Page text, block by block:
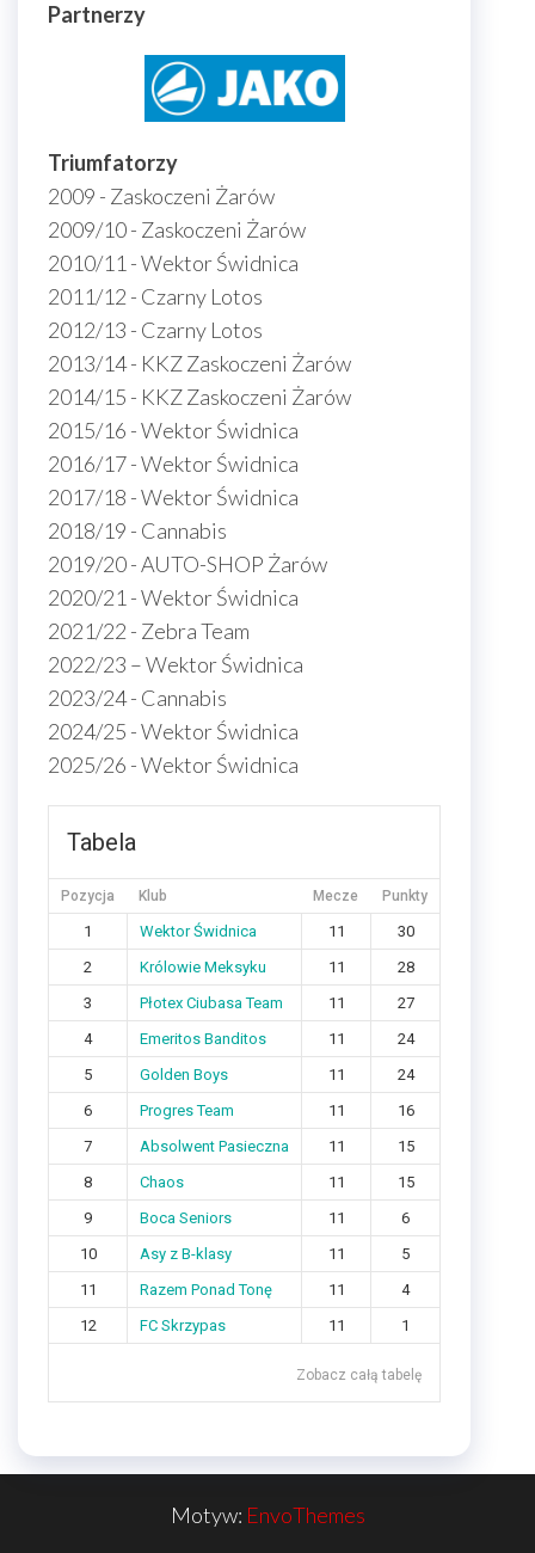
Partnerzy
Triumfatorzy
2009 - Zaskoczeni Żarów
2009/10 - Zaskoczeni Żarów
2010/11 - Wektor Świdnica
2011/12 - Czarny Lotos
2012/13 - Czarny Lotos
2013/14 - KKZ Zaskoczeni Żarów
2014/15 - KKZ Zaskoczeni Żarów
2015/16 - Wektor Świdnica
2016/17 - Wektor Świdnica
2017/18 - Wektor Świdnica
2018/19 - Cannabis
2019/20 - AUTO-SHOP Żarów
2020/21 - Wektor Świdnica
2021/22 - Zebra Team
2022/23 – Wektor Świdnica
2023/24 - Cannabis
2024/25 - Wektor Świdnica
2025/26 - Wektor Świdnica
Tabela
Pozycja Klub Mecze Punkty
1 Wektor Świdnica 11
30
2
Królowie Meksyku 11
28
3
Płotex Ciubasa Team 11
27
4
Emeritos Banditos 11
24
5
Golden Boys 11
24
6
Progres Team 11
16
7
Absolwent Pasieczna 11
15
8
Chaos 11
15
9
Boca Seniors 11
6
10
Asy z B-klasy 11
5
11
Razem Ponad Tonę 11
4
12
FC Skrzypas 11 1
Zobacz całą tabelę
Motyw: EnvoThemes